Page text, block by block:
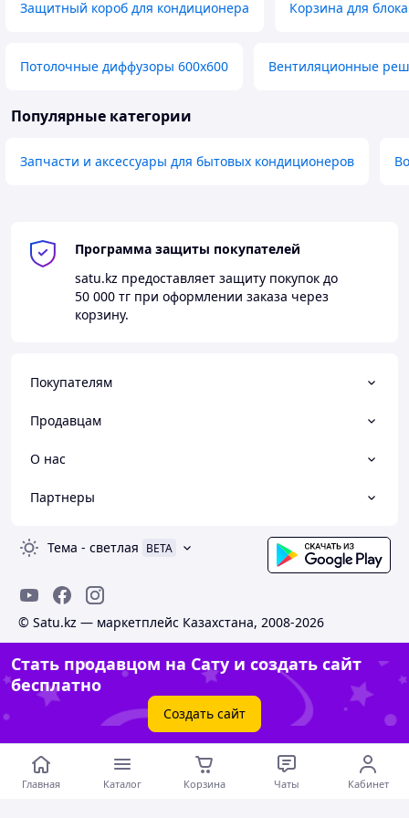
Защитный короб для кондиционера Корзина для
Потолочные диффузоры 600x600 Вентиляционные
Популярные категории
Запчасти и аксессуары для бытовых кондиционеров
Программа защиты покупателей
satu.kz предоставляет защиту покупок до
50 000 тг при оформлении заказа через
корзину.
Покупателям
Продавцам
О нас
Партнеры
Тема - светлая BETA
© Satu.kz — маркетплейс Казахстана, 2008-2026
Стать продавцом на Сату и создать сайт
бесплатно
Создать сайт
Главная Каталог Корзина Чаты Кабинет